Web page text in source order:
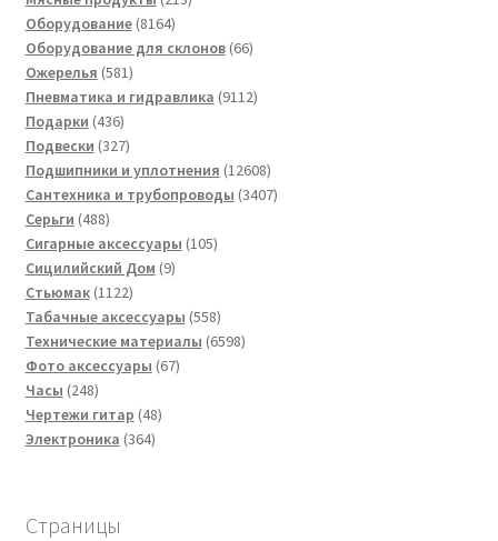
Оборудование 81648164
товара
Оборудование для склонов 6666
Ожерелья 581581
товар
Пневматика и гидравлика 91129112
Подарки 436436
товаров
Подвески 327327
товаров
Подшипники и уплотнения 1260812608
товаров
Сантехника и трубопроводы 34073407
Серьги 488488
товаров
Сигарные аксессуары 105105
Сицилийский Дом 99
Стьюмак 11221122
товара
Табачные аксессуары 558558
товаров
Технические материалы 65986598
Фото аксессуары 6767
Часы 248248
товаров
Чертежи гитар 4848
Электроника 364364
Страницы